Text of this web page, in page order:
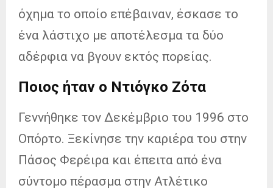
όχημα το οποίο επέβαιναν, έσκασε το
ένα λάστιχο με αποτέλεσμα τα δύο
αδέρφια να βγουν εκτός πορείας.
Ποιος ήταν ο Ντιόγκο Ζότα
Γεννήθηκε τον Δεκέμβριο του 1996 στο
Οπόρτο. Ξεκίνησε την καριέρα του στην
Πάσος Φερέιρα και έπειτα από ένα
σύντομο πέρασμα στην Ατλέτικο